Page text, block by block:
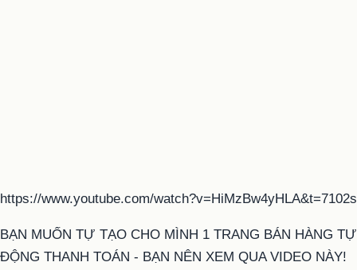
https://www.youtube.com/watch?v=HiMzBw4yHLA&t=7102s
BẠN MUỐN TỰ TẠO CHO MÌNH 1 TRANG BÁN HÀNG TỰ
ĐỘNG THANH TOÁN - BẠN NÊN XEM QUA VIDEO NÀY!